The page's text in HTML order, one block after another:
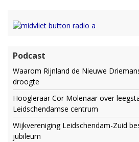
Podcast
Waarom Rijnland de Nieuwe
droogte
Hoogleraar Cor Molenaar over
Leidschendamse centrum
Wijkvereniging Leidschendam-Zuid
jubileum